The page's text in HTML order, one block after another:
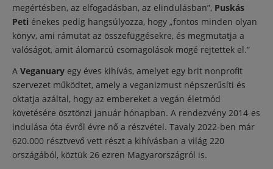
megértésben, az elfogadásban, az elindulásban”, Puskás
Peti énekes pedig hangsúlyozza, hogy „fontos minden olyan
könyv, ami rámutat az összefüggésekre, és megmutatja a
valóságot, amit álomarcú csomagolások mögé rejtettek el.”
A Veganuary egy éves kihívás, amelyet egy brit nonprofit
szervezet működtet, amely a veganizmust népszerűsíti és
oktatja azáltal, hogy az embereket a vegán életmód
követésére ösztönzi január hónapban. A rendezvény 2014-es
indulása óta évről évre nő a részvétel. Tavaly 2022-ben már
620.000 résztvevő vett részt a kihívásban a világ 220
országából, köztük 26 ezren Magyarországról is.